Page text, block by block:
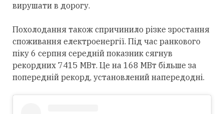
вирушати в дорогу.
Похолодання також спричинило різке зростання
споживання електроенергії. Під час ранкового
піку 6 серпня середній показник сягнув
рекордних 7415 МВт. Це на 168 МВт більше за
попередній рекорд, установлений напередодні.